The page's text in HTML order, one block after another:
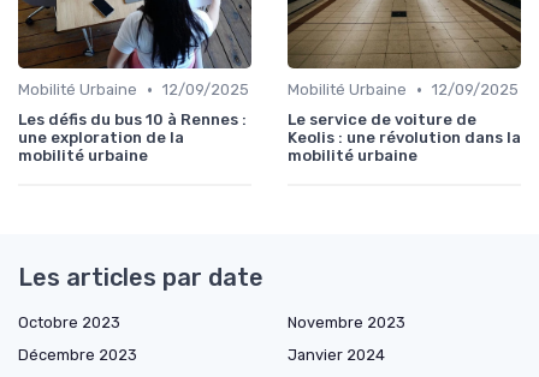
Mobilité Urbaine • 12/09/2025
Les défis du bus 10 à Rennes :
une exploration de la
mobilité urbaine
Mobilité Urbaine • 12/09/2025
Le service de voiture de
Keolis : une révolution dans la
mobilité urbaine
Les articles par date
Octobre 2023
Novembre 2023
Décembre 2023
Janvier 2024